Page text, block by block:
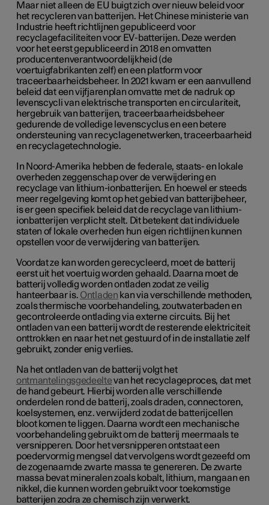
Maar niet alleen de EU buigt zich over nieuw beleid voor
het recycleren van batterijen. Het Chinese ministerie van
Industrie heeft richtlijnen gepubliceerd voor
recyclagefaciliteiten voor EV-batterijen. Deze werden
voor het eerst gepubliceerd in 2018 en omvatten
producentenverantwoordelijkheid (de
voertuigfabrikanten zelf) en een platform voor
traceerbaarheidsbeheer. In 2021 kwam er een aanvullend
beleid dat een vijfjarenplan omvatte met de nadruk op
levenscycli van elektrische transporten en circulariteit,
hergebruik van batterijen, traceerbaarheidsbeheer
gedurende de volledige levenscyclus en een betere
ondersteuning van recyclagenetwerken, traceerbaarheid
en recyclagetechnologie.
In Noord-Amerika hebben de federale, staats- en lokale
overheden zeggenschap over de verwijdering en
recyclage van lithium-ionbatterijen. En hoewel er steeds
meer regelgeving komt op het gebied van batterijbeheer,
is er geen specifiek beleid dat de recyclage van lithium-
ionbatterijen verplicht stelt. Dit betekent dat individuele
staten of lokale overheden hun eigen richtlijnen kunnen
opstellen voor de verwijdering van batterijen.
Voordat ze kan worden gerecycleerd, moet de batterij
eerst uit het voertuig worden gehaald. Daarna moet de
batterij volledig worden ontladen zodat ze veilig
hanteerbaar is. Ontladen kan via verschillende methoden,
zoals thermische voorbehandeling, zoutwaterbaden en
gecontroleerde ontlading via externe circuits. Bij het
ontladen van een batterij wordt de resterende elektriciteit
onttrokken en naar het net gestuurd of in de installatie zelf
gebruikt, zonder enig verlies.
Na het ontladen van de batterij volgt het
ontmantelingsgedeeltevan het recyclageproces, dat met
de hand gebeurt. Hierbij worden alle verschillende
onderdelen rond de batterij, zoals draden, connectoren,
koelsystemen, enz. verwijderd zodat de batterijcellen
bloot komen te liggen. Daarna wordt een mechanische
voorbehandeling gebruikt om de batterij meermaals te
versnipperen. Door het versnipperen ontstaat een
poedervormig mengsel dat vervolgens wordt gezeefd om
de zogenaamde zwarte massa te genereren. De zwarte
massa bevat mineralen zoals kobalt, lithium, mangaan en
nikkel, die kunnen worden gebruikt voor toekomstige
batterijen zodra ze chemisch zijn verwerkt.